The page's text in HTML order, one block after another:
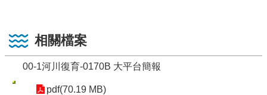
相關檔案
00-1河川復育-0170B 大平台簡報
pdf(70.19 MB)